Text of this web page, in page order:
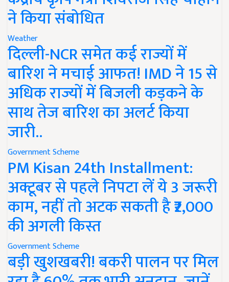
ने किया संबोधित
Weather
दिल्ली-NCR समेत कई राज्यों में
बारिश ने मचाई आफत! IMD ने 15 से
अधिक राज्यों में बिजली कड़कने के
साथ तेज बारिश का अलर्ट किया
जारी..
Government Scheme
PM Kisan 24th Installment:
अक्टूबर से पहले निपटा लें ये 3 जरूरी
काम, नहीं तो अटक सकती है ₹2,000
की अगली किस्त
Government Scheme
बड़ी खुशखबरी! बकरी पालन पर मिल